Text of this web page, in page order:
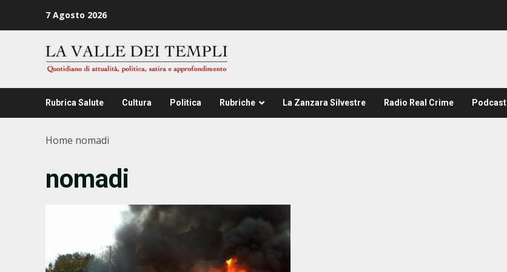
7 Agosto 2026
Rubrica Salute Cultura Politica Rubriche La Zanzara Silvestre Radio Real Crime Podcast
Home nomadi
nomadi